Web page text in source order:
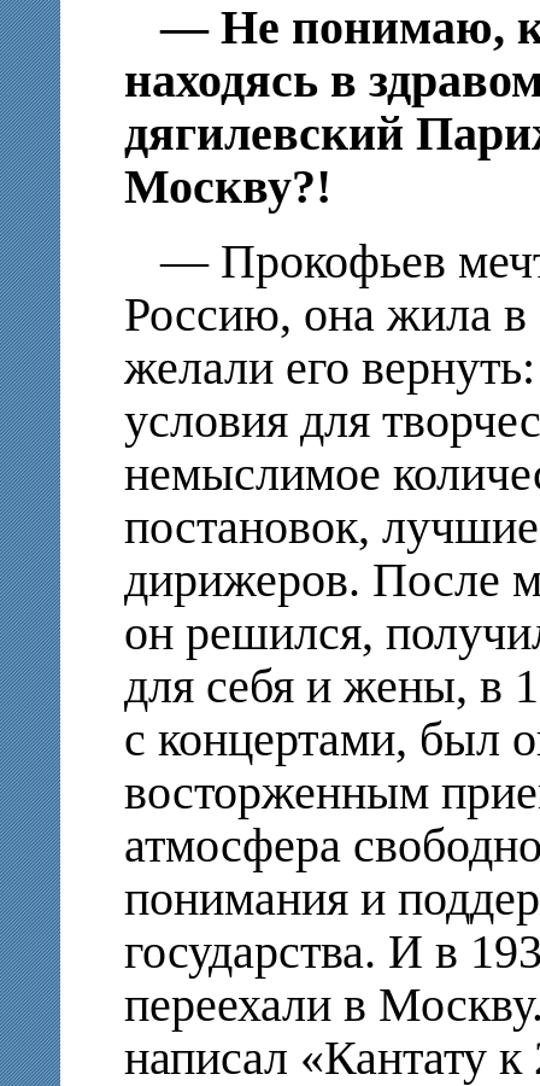
— Не понимаю,
находясь в
дягилевский
Москву?!
— Прокофьев
Россию, она жила в
желали его
условия для
немыслимое
постановок,
дирижеров. После
он решился,
для себя и жены, в
с концертами, был
восторженным
атмосфера
понимания и
государства. И в
переехали в
написал «Кантату